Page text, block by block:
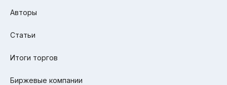
Авторы
Статьи
Итоги торгов
Биржевые компании